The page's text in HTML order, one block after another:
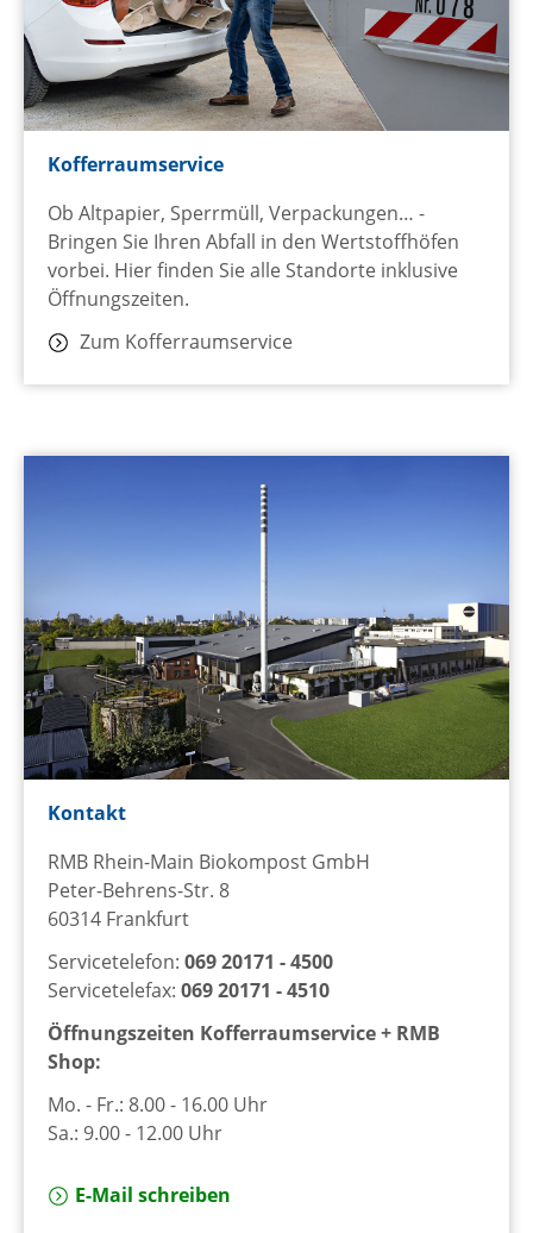
Kofferraumservice
Ob Altpapier, Sperrmüll, Verpackungen… -
Bringen Sie Ihren Abfall in den Wertstoffhöfen
vorbei. Hier finden Sie alle Standorte inklusive
Öffnungszeiten.
Zum Kofferraumservice
Kontakt
RMB Rhein-Main Biokompost GmbH
Peter-Behrens-Str. 8
60314 Frankfurt
Servicetelefon: 069 20171 - 4500
Servicetelefax: 069 20171 - 4510
Öffnungszeiten Kofferraumservice + RMB
Shop:
Mo. - Fr.: 8.00 - 16.00 Uhr
Sa.: 9.00 - 12.00 Uhr
E-Mail schreiben